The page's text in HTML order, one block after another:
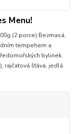
Menu!
(2 porce) Bezmasá,
tempehem a
bylinek.
rajčatová šťáva, jedlá